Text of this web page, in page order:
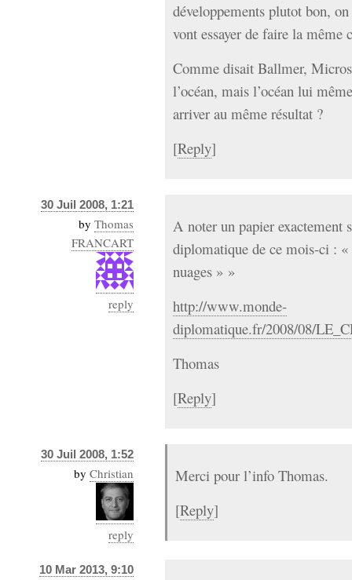
développements plutot bon,
vont essayer de faire la même
Comme disait Ballmer,
l’océan, mais l’océan lui
arriver au même résultat ?
[Reply]
30 Juil 2008, 1:21
by Thomas
FRANCART
reply
A noter un papier exactement
diplomatique de ce mois-ci :
nuages » »
http://www.monde-
diplomatique.fr/2008/08/
Thomas
[Reply]
30 Juil 2008, 1:52
by Christian
reply
Merci pour l’info Thomas.
[Reply]
10 Mar 2013, 9:10